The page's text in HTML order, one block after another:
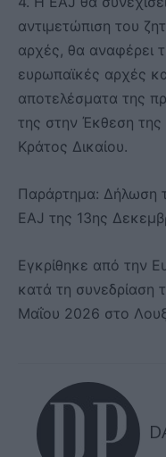
αντιμετώπιση του
αρχές, θα αναφέρει
ευρωπαϊκές αρχές
αποτελέσματα της
της στην Έκθεση της
Κράτος Δικαίου.
Παράρτημα: Δήλωση
EAJ της 13ης
Εγκρίθηκε από την
κατά τη συνεδρίαση
Μαΐου 2026 στο